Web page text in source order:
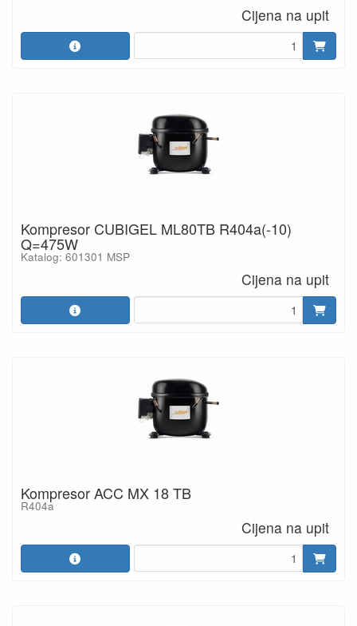
Cijena na upit
Kompresor CUBIGEL ML80TB R404a(-10)
Q=475W
Katalog: 601301 MSP
Cijena na upit
Kompresor ACC MX 18 TB
R404a
Cijena na upit